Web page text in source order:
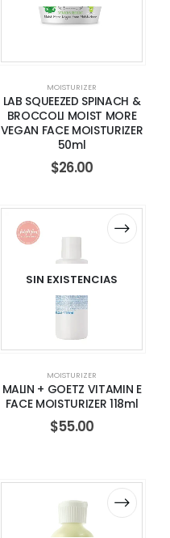
MOISTURIZER
LAB SQUEEZED SPINACH &
BROCCOLI MOIST MORE
VEGAN FACE MOISTURIZER
50ml
$26.00
SIN EXISTENCIAS
MOISTURIZER
MALIN + GOETZ VITAMIN E
FACE MOISTURIZER 118ml
$55.00